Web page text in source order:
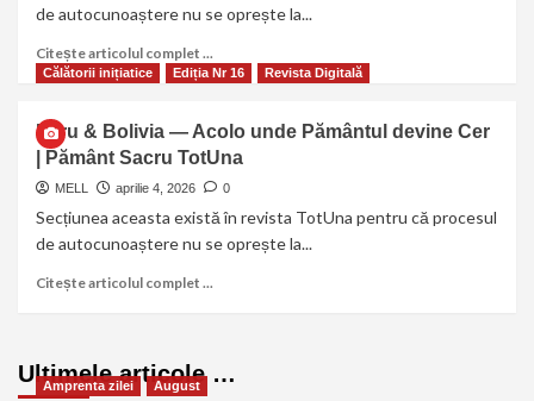
de autocunoaștere nu se oprește la...
Citește articolul complet ...
Călătorii inițiatice Ediția Nr 16 Revista Digitală
Peru & Bolivia — Acolo unde Pământul devine Cer
| Pământ Sacru TotUna
MELL aprilie 4, 2026 0
Secțiunea aceasta există în revista TotUna pentru că procesul
de autocunoaștere nu se oprește la...
Citește articolul complet ...
Ultimele articole …
Amprenta zilei August